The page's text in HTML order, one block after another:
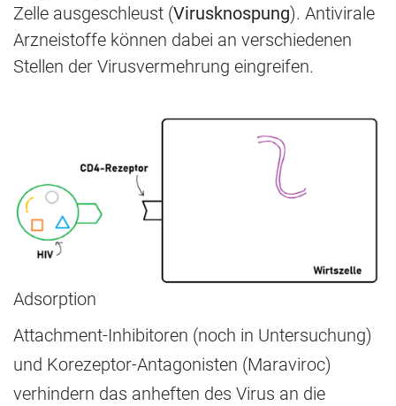
Zelle ausgeschleust (Virusknospung). Antivirale
Arzneistoffe können dabei an verschiedenen
Stellen der Virusvermehrung eingreifen.
Adsorption
Attachment-Inhibitoren (noch in Untersuchung)
und Korezeptor-Antagonisten (Maraviroc)
verhindern das anheften des Virus an die